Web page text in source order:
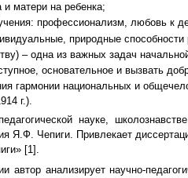
и матери на ребенка;
профессионализм, любовь к
природные способности
– одна из важных задач
основательное и вызвать
гармонии национальных и
г.).
науке,
Я.Ф. Чепиги. Привлекает
[1].
анализирует научно-